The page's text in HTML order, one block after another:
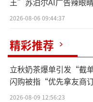
目前，张掖在
菜、张掖肉牛、优
等5个“百亿级”
万”规模产业，为
坚实的基础。
其中，张掖超
2026-08-06 09:44:37
精彩推荐
立秋奶茶爆单引发“截
闪购被指“优先拿友商
贵的拿”
2026-08-09 12:56:23